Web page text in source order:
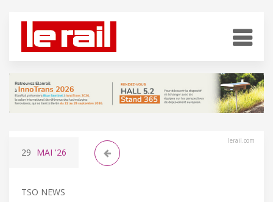
lerail.com
29 MAI '26
TSO NEWS